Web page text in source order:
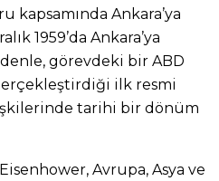
kapsamında Ankara’ya
1959’da Ankara’ya
görevdeki bir ABD
ilk resmi
tarihi bir dönüm
Avrupa, Asya ve